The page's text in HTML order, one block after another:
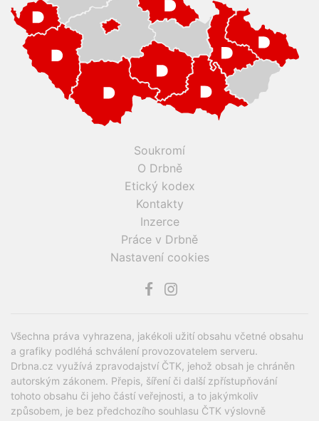
Soukromí
O Drbně
Etický kodex
Kontakty
Inzerce
Práce v Drbně
Nastavení cookies
Všechna práva vyhrazena, jakékoli užití obsahu včetné obsahu
a grafiky podléhá schválení provozovatelem serveru.
Drbna.cz využívá zpravodajství ČTK, jehož obsah je chráněn
autorským zákonem. Přepis, šíření či další zpřístupňování
tohoto obsahu či jeho částí veřejnosti, a to jakýmkoliv
způsobem, je bez předchozího souhlasu ČTK výslovně